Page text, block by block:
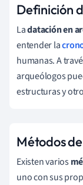
Definición
Ladatación en
entender la
humanas. A
arqueólogos
estructuras y
Métodos
Existen varios
uno con sus